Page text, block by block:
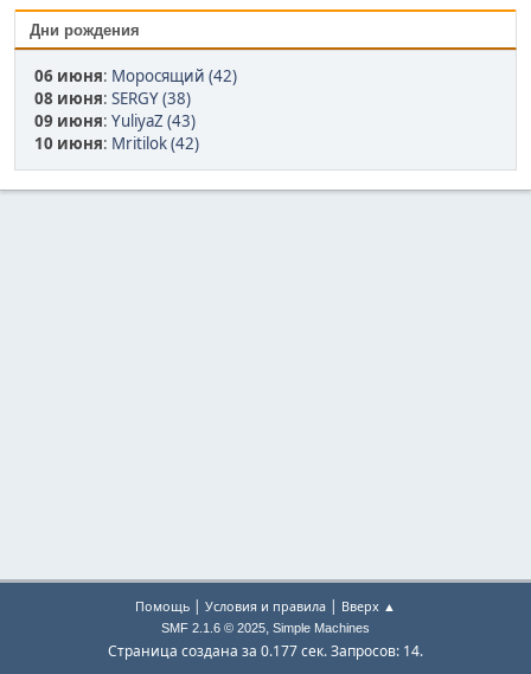
Дни рождения
06 июня: Моросящий (42)
08 июня: SERGY (38)
09 июня: YuliyaZ (43)
10 июня: Mritilok (42)
Помощь | Условия и правила | Вверх ▲
SMF 2.1.6 © 2025, Simple Machines
Страница создана за 0.177 сек. Запросов: 14.